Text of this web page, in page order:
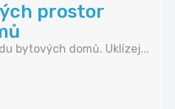
prostor
bytových domů. Uklízej...